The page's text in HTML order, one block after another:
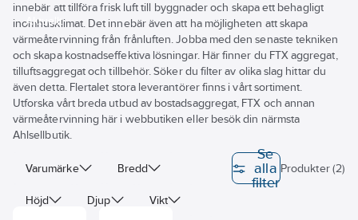
Aktuellt
innebär att tillföra frisk luft till byggnader och skapa ett behagligt
inomhusklimat. Det innebär även att ha möjligheten att skapa
värmeåtervinning från frånluften. Jobba med den senaste tekniken
och skapa kostnadseffektiva lösningar. Här finner du FTX aggregat,
tilluftsaggregat och tillbehör. Söker du filter av olika slag hittar du
även detta. Flertalet stora leverantörer finns i vårt sortiment.
Utforska vårt breda utbud av bostadsaggregat, FTX och annan
värmeåtervinning här i webbutiken eller besök din närmsta
Ahlsellbutik.
Varumärke Bredd
Höjd Djup Vikt
Se
alla
filter
Produkter (2)